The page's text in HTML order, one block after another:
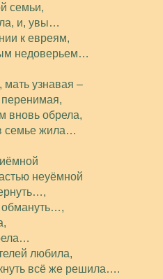
семьи,
и, увы…
к евреям,
недоверьем…
узнавая –
перенимая,
вновь обрела,
семье жила…
неуёмной
обмануть…,
любила,
всё же решила….